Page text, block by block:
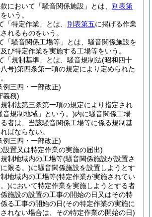
において「騒音関係施設」とは、 別表第
いう。
「特定作業」とは、 別表第五に掲げる作業
れるものをいう。
「騒音関係工場等」とは、騒音関係施設を
び特定作業を実施する工場等をいう。
「規制基準」とは、騒音規制法(昭和四十
号)第四条第一項の規定により定められた
例三四・一部改正)
義務)
制法第三条第一項の規定により指定され
音規制地域」という。)内に騒音関係工場
者は、当該騒音関係工場等に係る規制基
ばならない。
例三四・一部改正)
設置又は特定作業の実施の届出)
制地域内の工場等(騒音関係施設が設置さ
限る。)に騒音関係施設を設置しようとす
地域内の工場等(特定作業が実施されてい
)において特定作業を実施しようとする者
施設の設置の工事の開始の日又はその特
る工事の開始の日(その特定作業の実施に
れない場合は、その特定作業の開始の日)